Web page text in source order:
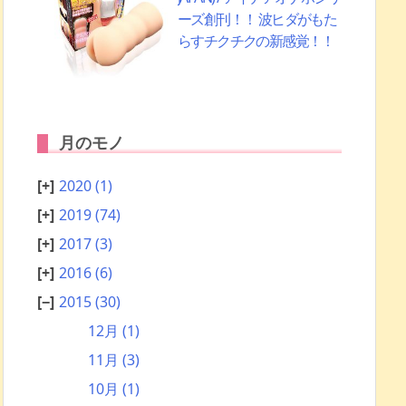
ーズ創刊！！ 波ヒダがもた
らすチクチクの新感覚！！
月のモノ
2020(1)
2019(74)
2017(3)
2016(6)
2015(30)
12月 (1)
11月 (3)
10月 (1)